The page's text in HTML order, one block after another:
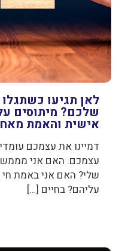
לאן תגיעו
שלכם? מיתוסים
אישית והאמת
דמיינו את עצמכם
עצמכם: האם אני
שלי? האם אני באמת
עליהם? בחיים […]